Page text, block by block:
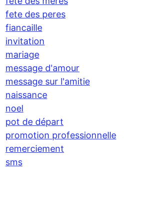
fete des peres
fiancaille
invitation
mariage
message d'amour
message sur l'amitie
naissance
noel
pot de départ
promotion professionnelle
remerciement
sms